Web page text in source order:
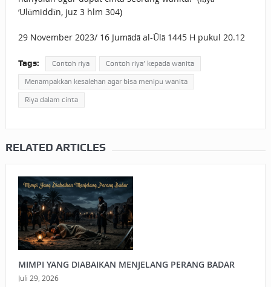
‘Ulūmiddīn, juz 3 hlm 304)
29 November 2023/ 16 Jumādā al-Ūlā 1445 H pukul 20.12
Tags: Contoh riya Contoh riya’ kepada wanita
Menampakkan kesalehan agar bisa menipu wanita
Riya dalam cinta
RELATED ARTICLES
MIMPI YANG DIABAIKAN MENJELANG PERANG BADAR
Juli 29, 2026